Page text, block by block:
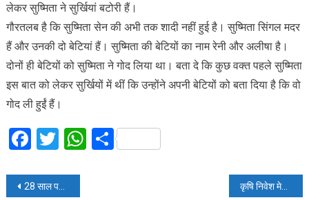
लेकर सुष्मिता ने सुर्खियां बटोरी हैं।
गौरतलब है कि सुष्मिता सेन की अभी तक शादी नहीं हुई है। सुष्मिता सिंगल मदर
हैं और उनकी दो बेटियां हैं। सुष्मिता की बेटियों का नाम रेनी और अलीषा है।
दोनों ही बेटियों को सुष्मिता ने गोद लिया था। बता दे कि कुछ वक्त पहले सुष्मिता
इस बात को लेकर सुर्खियों में थीं कि उन्होंने अपनी बेटियों को बता दिया है कि वो
गोद ली हुईं हैं।
Facebook
Twitter
WhatsApp
Share
Post
28 साल पहले आजाद हुए इस देश की प्रति व्यक्ति आय जानकर चौंक जायेंगे आप कृषि निवेश मेले का आयोजन